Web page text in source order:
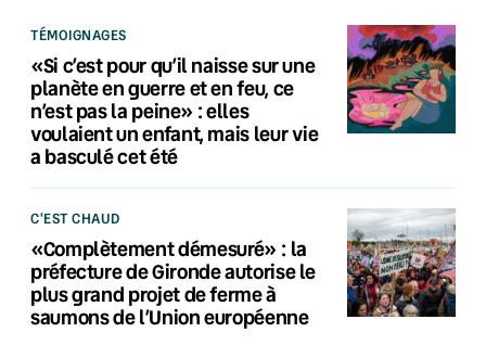
TÉMOIGNAGES
«Si c’est pour qu’il naisse sur une
planète en guerre et en feu, ce
n’est pas la peine» : elles
voulaient un enfant, mais leur vie
a basculé cet été
C'EST CHAUD
«Complètement démesuré» : la
préfecture de Gironde autorise le
plus grand projet de ferme à
saumons de l’Union européenne